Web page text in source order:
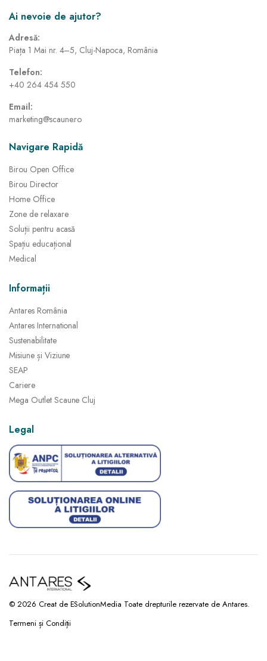
Ai nevoie de ajutor?
Adresă:
Piața 1 Mai nr. 4–5, Cluj-Napoca, România
Telefon:
+40 264 454 550
Email:
marketing@scaune.ro
Navigare Rapidă
Birou Open Office
Birou Director
Home Office
Zone de relaxare
Soluții pentru acasă
Spațiu educațional
Medical
Informații
Antares România
Antares International
Sustenabilitate
Misiune și Viziune
SEAP
Cariere
Mega Outlet Scaune Cluj
Legal
© 2026 Creat de ESolutionMedia Toate drepturile rezervate de Antares.
Termeni și Condiții